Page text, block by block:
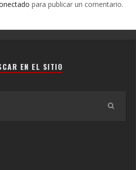
para publicar un comentario.
EN EL SITIO